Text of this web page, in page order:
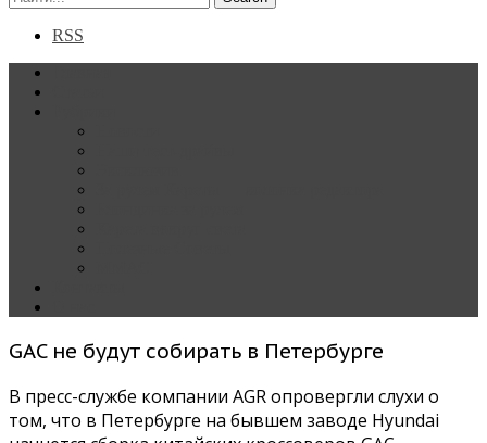
RSS
GAC не будут собирать в Петербурге
В пресс-службе компании AGR опровергли слухи о
том, что в Петербурге на бывшем заводе Hyundai